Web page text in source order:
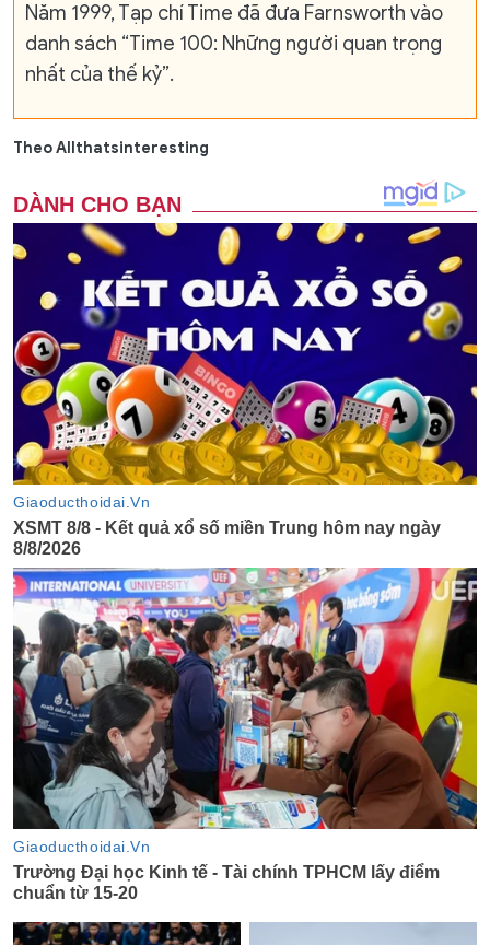
Năm 1999, Tạp chí Time đã đưa Farnsworth vào
danh sách “Time 100: Những người quan trọng
nhất của thế kỷ”.
Theo Allthatsinteresting